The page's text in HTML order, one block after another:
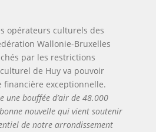
opérateurs culturels des
Wallonie-Bruxelles
par les restrictions
de Huy va pouvoir
financière exceptionnelle.
une bouffée d’air de 48.000
nouvelle qui vient soutenir
de notre arrondissement